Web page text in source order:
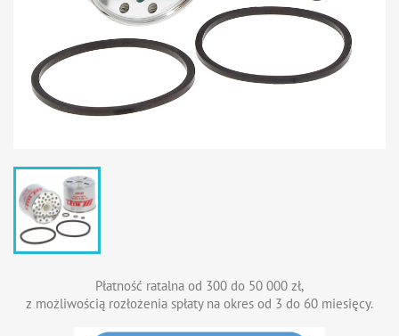
Płatność ratalna od 300 do 50 000 zł,
z możliwością rozłożenia spłaty na okres od 3 do 60 miesięcy.